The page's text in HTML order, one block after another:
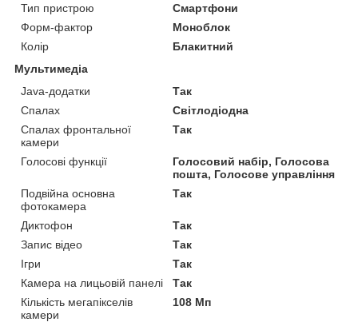
Тип пристрою
Смартфони
Форм-фактор
Моноблок
Колір
Блакитний
Мультимедіа
Java-додатки
Так
Спалах
Світлодіодна
Спалах фронтальної
камери
Так
Голосові функції
Голосовий набір, Голосова
пошта, Голосове управління
Подвійна основна
фотокамера
Так
Диктофон
Так
Запис відео
Так
Ігри
Так
Камера на лицьовій панелі
Так
Кількість мегапікселів
камери
108 Мп